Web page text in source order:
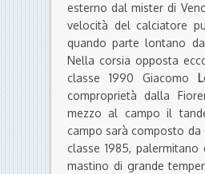
esterno dal mister di
velocità del calciatore
quando parte lontano
Nella corsia opposta
classe 1990 Giacomo
comproprietà dalla
mezzo al campo il
campo sarà composto da
classe 1985, palermitano
mastino di grande